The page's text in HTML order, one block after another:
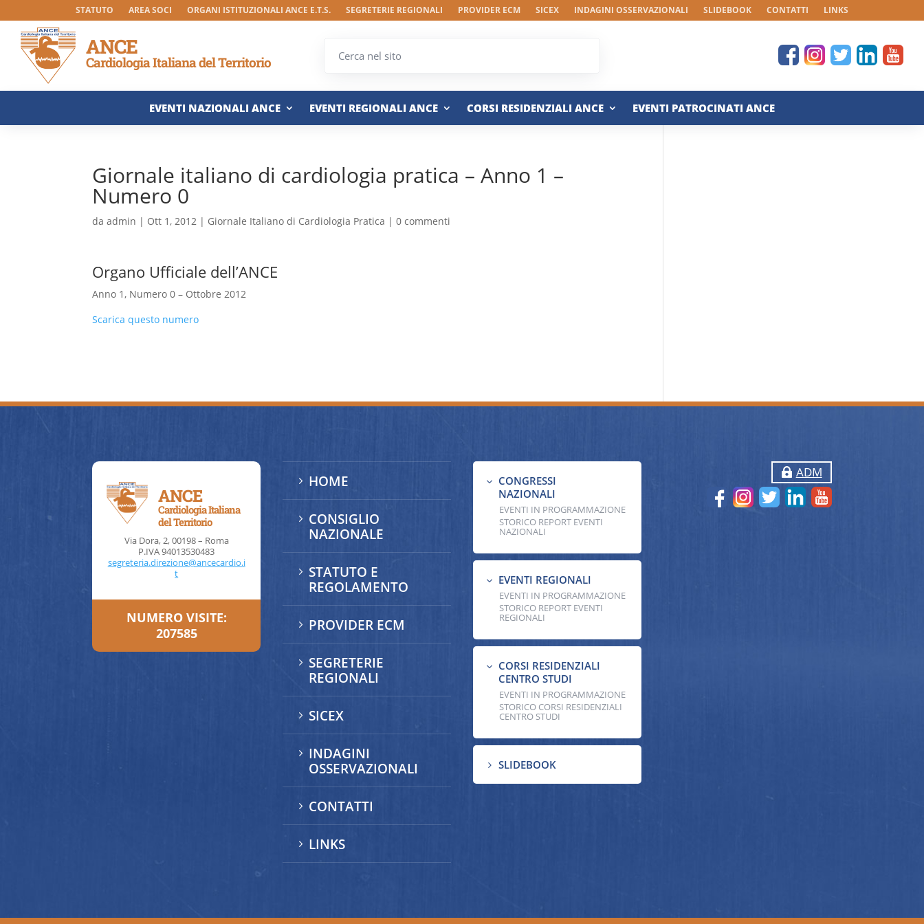
STATUTO AREA SOCI ORGANI ISTITUZIONALI ANCE E.T.S. SEGRETERIE REGIONALI PROVIDER ECM SICEX INDAGINI OSSERVAZIONALI SLIDEBOOK CONTATTI LINKS
ANCE
Cardiologia Italiana del Territorio
EVENTI NAZIONALI ANCE EVENTI REGIONALI ANCE CORSI RESIDENZIALI ANCE EVENTI PATROCINATI ANCE
Giornale italiano di cardiologia pratica – Anno 1 –
Numero 0
daadmin | Ott 1, 2012 | Giornale Italiano di Cardiologia Pratica |0 commenti
Organo Ufficiale dell’ANCE
Anno 1, Numero 0 – Ottobre 2012
Scarica questo numero
ANCE
Cardiologia Italiana
del Territorio
Via Dora, 2, 00198 – Roma
P.IVA 94013530483
segreteria.direzione@ancecardio.i
t
NUMERO VISITE:
207585
5 HOME
5 CONSIGLIO
NAZIONALE
5 STATUTO E
REGOLAMENTO
5 PROVIDER ECM
5 SEGRETERIE
REGIONALI
5 SICEX
5 INDAGINI
OSSERVAZIONALI
5 CONTATTI
5 LINKS
3 CONGRESSI
NAZIONALI
EVENTI IN PROGRAMMAZIONE
STORICO REPORT EVENTI
NAZIONALI
3 EVENTI REGIONALI
EVENTI IN PROGRAMMAZIONE
STORICO REPORT EVENTI
REGIONALI
3 CORSI RESIDENZIALI
CENTRO STUDI
EVENTI IN PROGRAMMAZIONE
STORICO CORSI RESIDENZIALI
CENTRO STUDI
5 SLIDEBOOK
ADM